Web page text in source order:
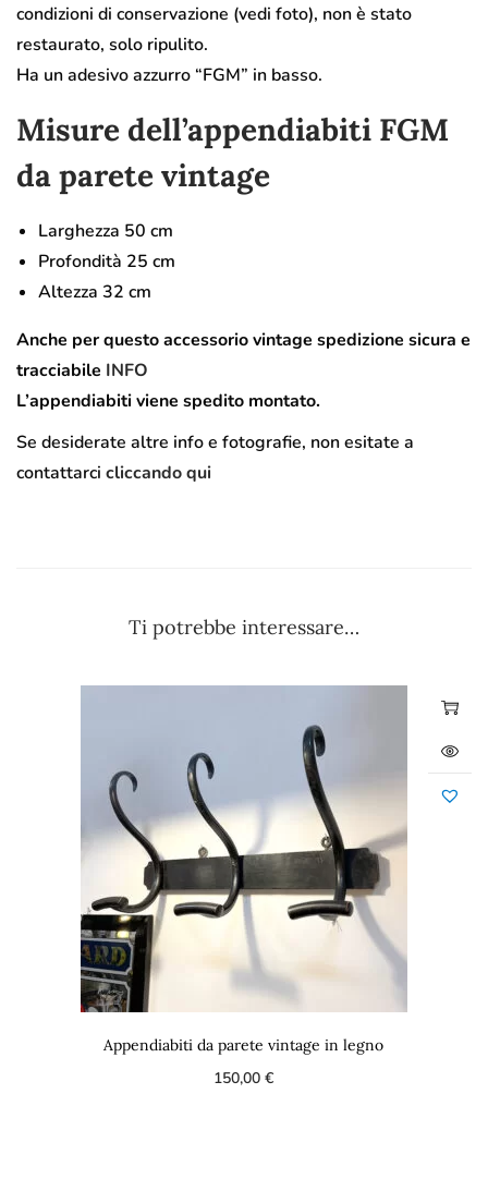
condizioni di conservazione (vedi foto), non è stato
restaurato, solo ripulito.
Ha un adesivo azzurro “FGM” in basso.
Misure dell’appendiabiti FGM
da parete vintage
Larghezza 50 cm
Profondità 25 cm
Altezza 32 cm
Anche per questo accessorio vintage spedizione sicura e
tracciabile INFO
L’appendiabiti viene spedito montato.
Se desiderate altre info e fotografie, non esitate a
contattarci cliccando qui
Ti potrebbe interessare…
Appendiabiti da parete vintage in legno
150,00€